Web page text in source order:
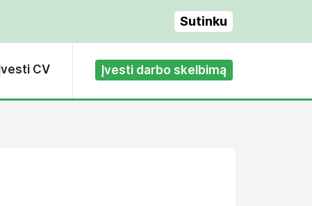
Sutinku
Įvesti CV Įvesti darbo skelbimą